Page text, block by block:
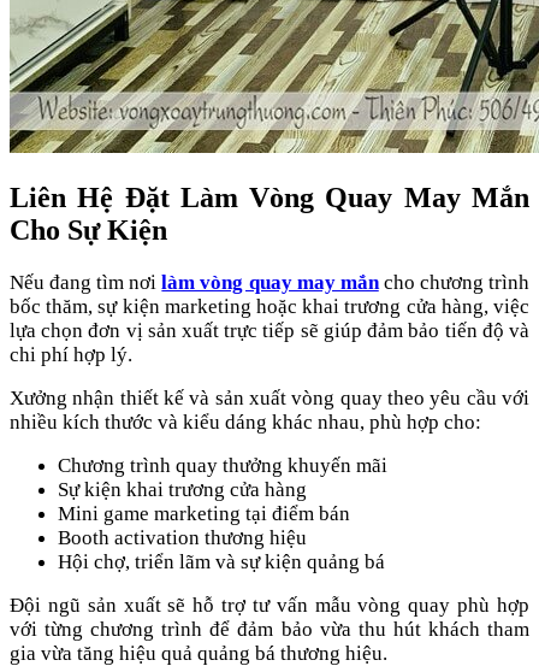
Liên Hệ Đặt Làm Vòng Quay May Mắn
Cho Sự Kiện
Nếu đang tìm nơilàm vòng quay may mắncho chương trình
bốc thăm, sự kiện marketing hoặc khai trương cửa hàng, việc
lựa chọn đơn vị sản xuất trực tiếp sẽ giúp đảm bảo tiến độ và
chi phí hợp lý.
Xưởng nhận thiết kế và sản xuất vòng quay theo yêu cầu với
nhiều kích thước và kiểu dáng khác nhau, phù hợp cho:
Chương trình quay thưởng khuyến mãi
Sự kiện khai trương cửa hàng
Mini game marketing tại điểm bán
Booth activation thương hiệu
Hội chợ, triển lãm và sự kiện quảng bá
Đội ngũ sản xuất sẽ hỗ trợ tư vấn mẫu vòng quay phù hợp
với từng chương trình để đảm bảo vừa thu hút khách tham
gia vừa tăng hiệu quả quảng bá thương hiệu.